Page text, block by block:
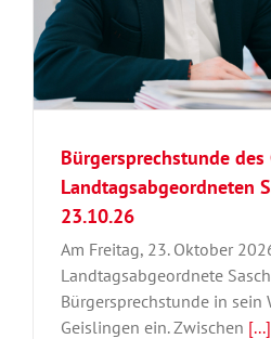
Bürgersprechstunde
Landtagsabgeordneten
23.10.26
Am Freitag, 23. Oktober
Landtagsabgeordnete
Bürgersprechstunde in sein
Geislingen ein. Zwischen [...]